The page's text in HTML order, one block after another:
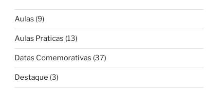
Aulas (9)
Aulas Praticas (13)
Datas Comemorativas (37)
Destaque (3)